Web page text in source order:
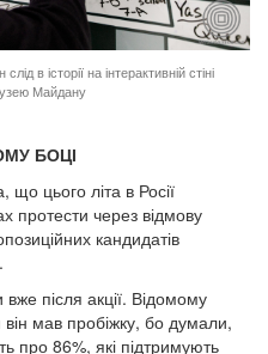
в історії на інтерактивній стіні
Майдану
БОЦІ
цього літа в Росії
протести через відмову
кандидатів
після акції. Відомому
мав пробіжку, бо думали,
про 86%, які підтримують